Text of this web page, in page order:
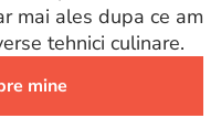
mai ales dupa ce am
tehnici culinare.
mine